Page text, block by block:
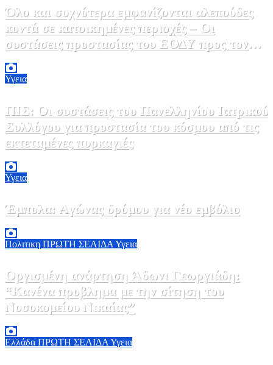
Όλο και συχνότερα εμφανίζονται αλεπούδες
κοντά σε κατοικημένες περιοχές – Οι
συστάσεις προστασίας του ΕΟΔΥ προς τον
κόσμο
Υγεια
ΠΙΣ: Οι συστάσεις του Πανελληνίου Ιατρικού
Συλλόγου για προστασία του κόσμου από τις
εκτεταμένες πυρκαγιές
Υγεια
Έμπολα: Αγώνας δρόμου για νέο εμβόλιο
Πολιτικη ΠΡΩΤΗ ΣΕΛΙΔΑ Υγεια
Οργισμένη ανάρτηση Άδωνι Γεωργιάδη:
“Κανένα προβλημα με την σίτηση του
Νοσοκομείου Νικαίας”
Ελλάδα ΠΡΩΤΗ ΣΕΛΙΔΑ Υγεια